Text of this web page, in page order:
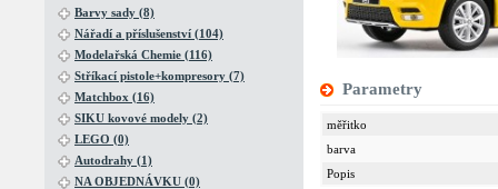
Barvy sady (8)
Nářadí a příslušenství (104)
Modelařská Chemie (116)
Stříkací pistole+kompresory (7)
Matchbox (16)
SIKU kovové modely (2)
LEGO (0)
Autodrahy (1)
NA OBJEDNÁVKU (0)
Parametry
měřitko
barva
Popis